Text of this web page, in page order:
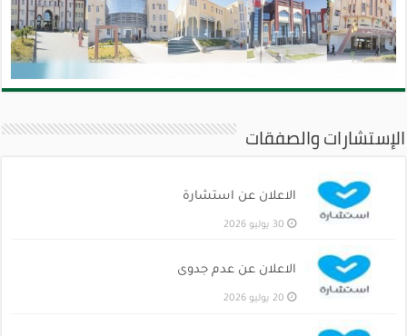
الإستشارات والصفقات
الاعلان عن استشارة
30 يوليو 2026
الاعلان عن عدم جدوى
20 يوليو 2026